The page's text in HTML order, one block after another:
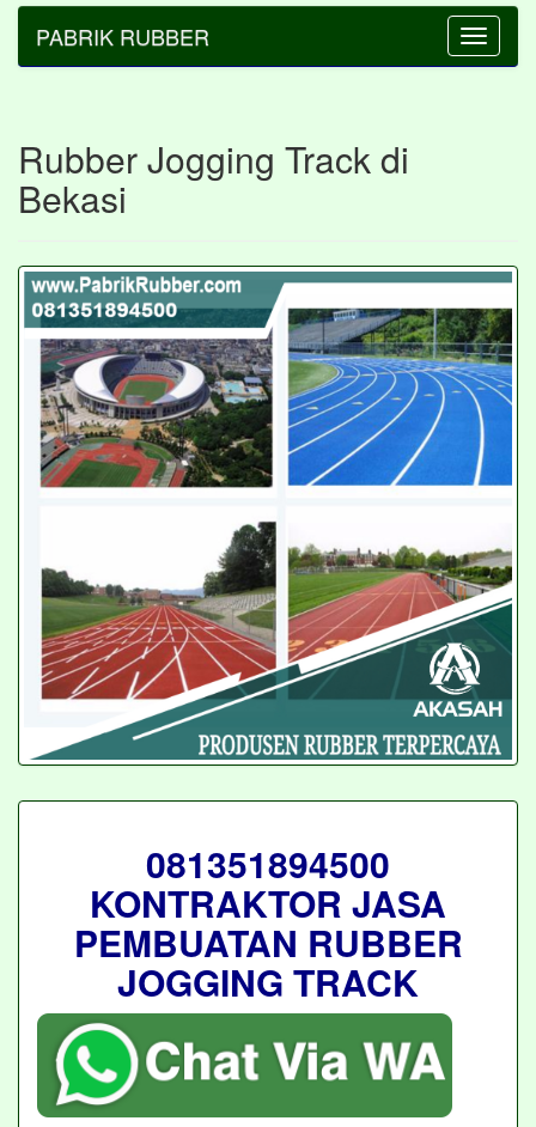
Toggle
PABRIK RUBBER
Rubber Jogging Track di
Bekasi
081351894500
KONTRAKTOR JASA
PEMBUATAN RUBBER
JOGGING TRACK